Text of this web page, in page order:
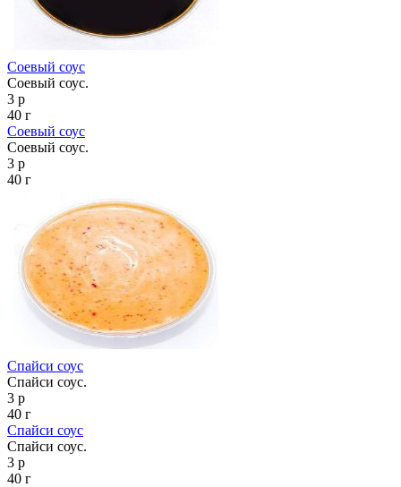
Соевый соус
Соевый соус.
3 р
40 г
Соевый соус
Соевый соус.
3 р
40 г
Спайси соус
Спайси соус.
3 р
40 г
Спайси соус
Спайси соус.
3 р
40 г